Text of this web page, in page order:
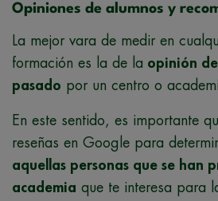
Opiniones de alumnos y
La mejor vara de medir en
formación es la de la opinión
pasado por un centro o
En este sentido, es importante
reseñas en Google para
aquellas personas que se han
academia que te interesa para